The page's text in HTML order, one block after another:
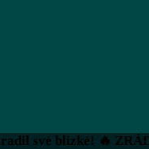
své blízké! 🔥